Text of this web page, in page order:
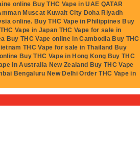
online Buy THC Vape in UAE QATAR
Muscat Kuwait City Doha Riyadh
online. Buy THC Vape in Philippines Buy
Vape in Japan THC Vape for sale in
Buy THC Vape online in Cambodia Buy THC
THC Vape for sale in Thailand Buy
Buy THC Vape in Hong Kong Buy THC
in Australia New Zealand Buy THC Vape
Bengaluru New Delhi Order THC Vape in